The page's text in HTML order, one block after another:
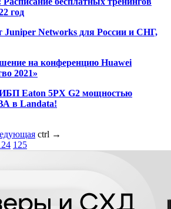
год
Networks для России и СНГ,
на конференцию Huawei
2021»
Eaton 5PX G2 мощностью
в Landata!
ctrl →
125